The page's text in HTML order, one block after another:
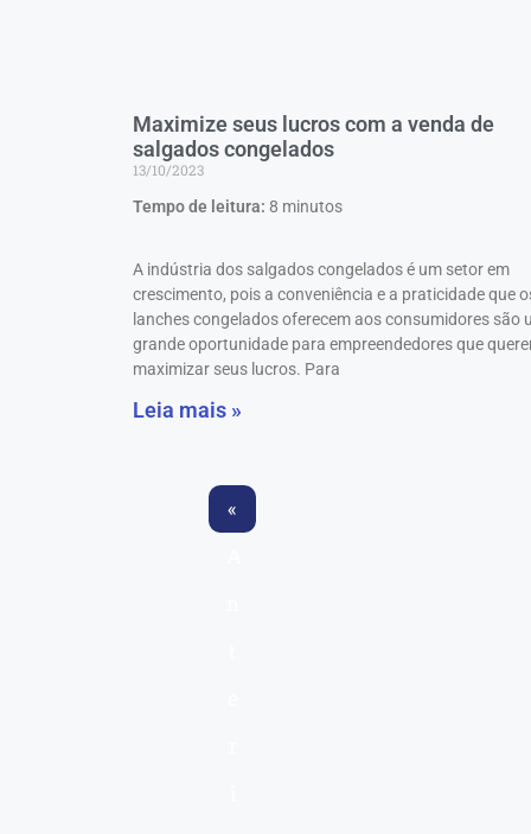
Maximize seus lucros com a venda de
salgados congelados
13/10/2023
Tempo de leitura: 8 minutos
A indústria dos salgados congelados é um setor em
crescimento, pois a conveniência e a praticidade que
lanches congelados oferecem aos consumidores são
grande oportunidade para empreendedores que
maximizar seus lucros. Para
Leia mais »
«